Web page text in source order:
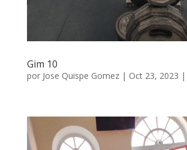
Gim 10
por Jose Quispe Gomez| Oct 23, 2023 |